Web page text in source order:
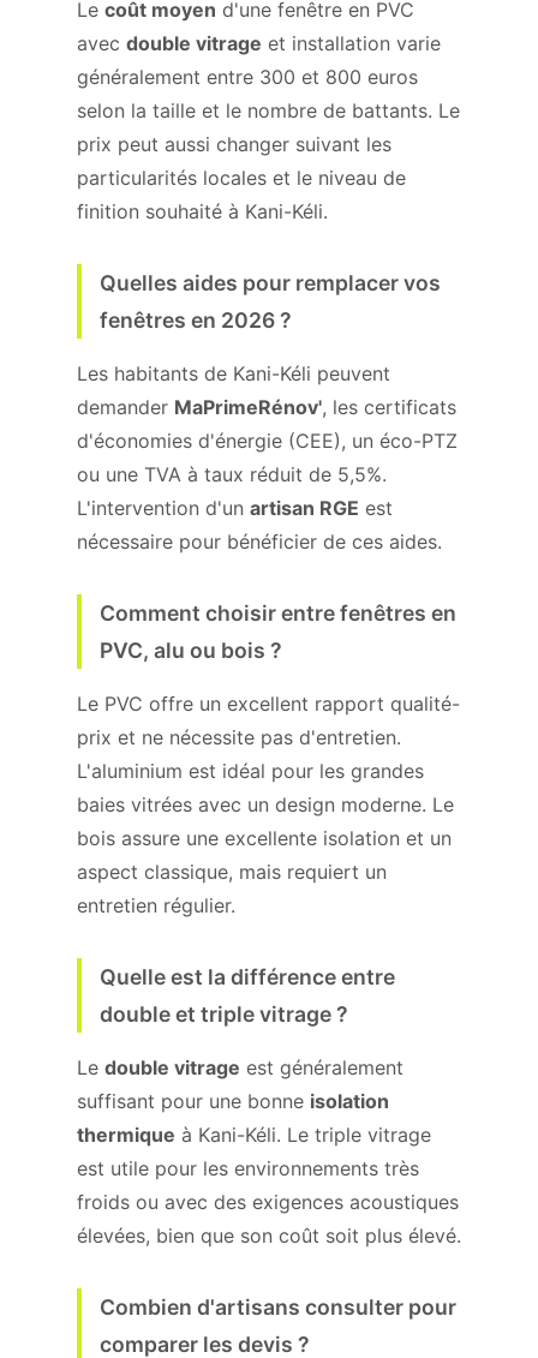
Le coût moyen d'une fenêtre en PVC
avec double vitrage et installation varie
généralement entre 300 et 800 euros
selon la taille et le nombre de battants. Le
prix peut aussi changer suivant les
particularités locales et le niveau de
finition souhaité à Kani-Kéli.
Quelles aides pour remplacer vos
fenêtres en 2026 ?
Les habitants de Kani-Kéli peuvent
demander MaPrimeRénov', les certificats
d'économies d'énergie (CEE), un éco-PTZ
ou une TVA à taux réduit de 5,5%.
L'intervention d'un artisan RGE est
nécessaire pour bénéficier de ces aides.
Comment choisir entre fenêtres en
PVC, alu ou bois ?
Le PVC offre un excellent rapport qualité-
prix et ne nécessite pas d'entretien.
L'aluminium est idéal pour les grandes
baies vitrées avec un design moderne. Le
bois assure une excellente isolation et un
aspect classique, mais requiert un
entretien régulier.
Quelle est la différence entre
double et triple vitrage ?
Le double vitrage est généralement
suffisant pour une bonne isolation
thermique à Kani-Kéli. Le triple vitrage
est utile pour les environnements très
froids ou avec des exigences acoustiques
élevées, bien que son coût soit plus élevé.
Combien d'artisans consulter pour
comparer les devis ?